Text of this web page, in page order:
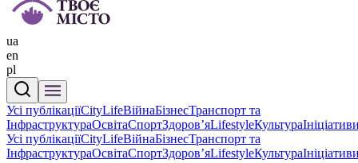
ua
en
pl
Усі публікаціїCityLifeВійнаБізнесТранспорт та
ІнфраструктураОсвітаСпортЗдоровʼяLifestyleКультура
Усі публікаціїCityLifeВійнаБізнесТранспорт та
ІнфраструктураОсвітаСпортЗдоровʼяLifestyleКультура